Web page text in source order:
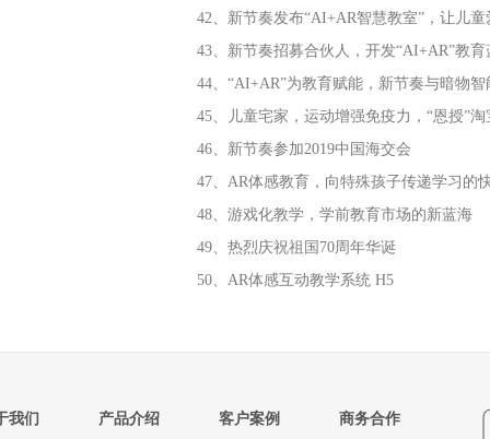
42、新节奏发布“AI+AR智慧教室”，让儿
43、新节奏招募合伙人，开发“AI+AR”教
44、“AI+AR”为教育赋能，新节奏与暗物
45、儿童宅家，运动增强免疫力，“恩授”
46、新节奏参加2019中国海交会
47、AR体感教育，向特殊孩子传递学习的
48、游戏化教学，学前教育市场的新蓝海
49、热烈庆祝祖国70周年华诞
50、AR体感互动教学系统 H5
我们 产品介绍 客户案例 商务合作